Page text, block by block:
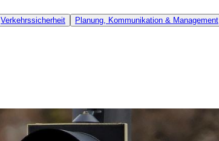
Verkehrssicherheit Planung, Kommunikation & Management